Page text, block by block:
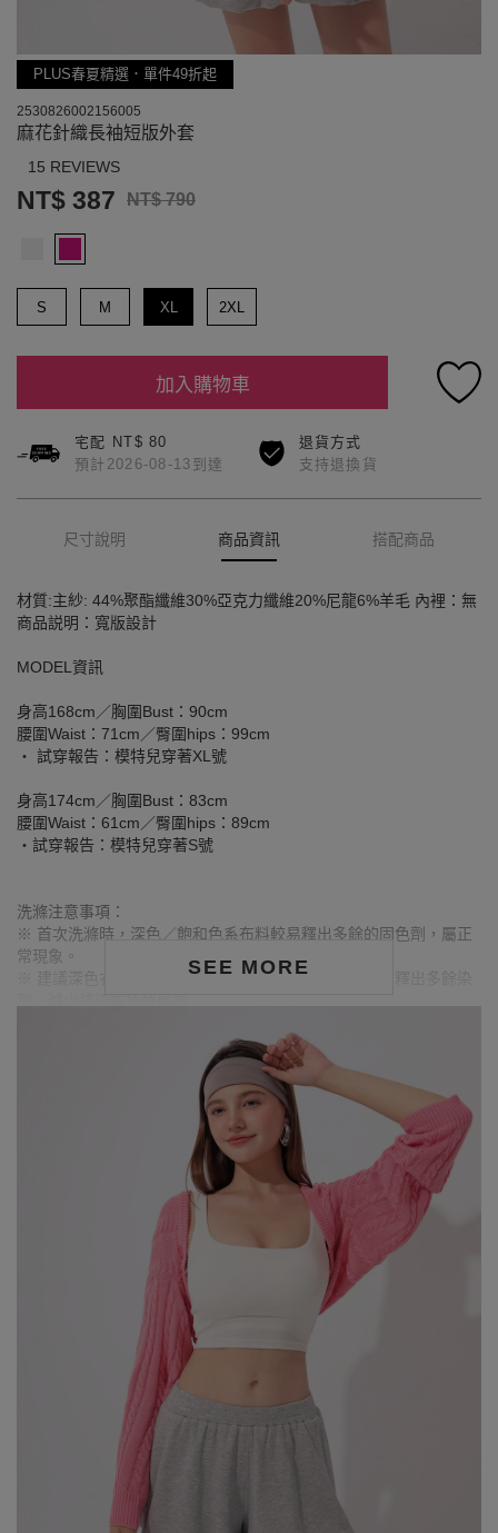
PLUS春夏精選．單件49折起
2530826002156005
麻花針織長袖短版外套
15 REVIEWS
NT$ 387 NT$ 790
S M XL 2XL
加入購物車
宅配 NT$ 80
預計2026-08-13到達
退貨方式
支持退換貨
尺寸說明 商品資訊 搭配商品
SEE MORE
材質:主紗: 44%聚酯纖維30%亞克力纖維20%尼龍6%羊毛 內裡：無
商品説明：寬版設計
MODEL資訊
身高168cm／胸圍Bust：90cm
腰圍Waist：71cm／臀圍hips：99cm
‧ 試穿報告：模特兒穿著XL號
身高174cm／胸圍Bust：83cm
腰圍Waist：61cm／臀圍hips：89cm
‧試穿報告：模特兒穿著S號
洗滌注意事項：
※ 首次洗滌時，深色／飽和色系布料較易釋出多餘的固色劑，屬正
常現象。
※ 建議深色衣物於首次穿著前先行單獨下水清洗，有助釋出多餘染
※ 穿搭時亦建議避免與淺色配件、包款、飾品一同使用，以降低因
摩擦或潮濕造成染色的可能性。
※ 顏色請參考單品圖片較為接近，但因圖檔顏色會因個人電腦螢幕
設定差異略有不同，請以實際商品顏色為準。